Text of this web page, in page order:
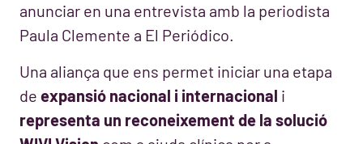
anunciar en una entrevista amb la periodista
Paula Clemente a El Periódico.
Una aliança que ens permet iniciar una etapa
de expansió nacional i internacional i
representa un reconeixement de la solució